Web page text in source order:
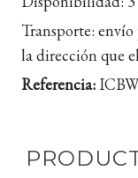
Transporte: envío
la dirección que
Referencia: ICBW